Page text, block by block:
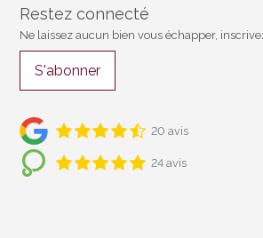
Restez connecté
Ne laissez aucun bien vous échapper,
S'abonner
20 avis
24 avis